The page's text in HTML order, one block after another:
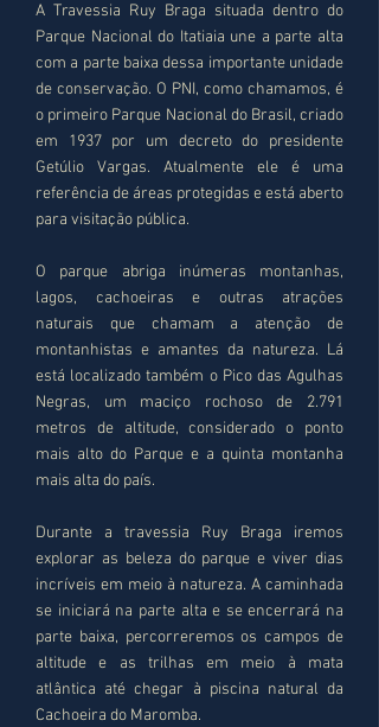
A Travessia Ruy Braga situada dentro do
Parque Nacional do Itatiaia une a parte alta
com a parte baixa dessa importante unidade
de conservação. O PNI, como chamamos, é
o primeiro Parque Nacional do Brasil, criado
em 1937 por um decreto do presidente
Getúlio Vargas. Atualmente ele é uma
referência de áreas protegidas e está aberto
para visitação pública.
O parque abriga inúmeras montanhas,
lagos, cachoeiras e outras atrações
naturais que chamam a atenção de
montanhistas e amantes da natureza. Lá
está localizado também o Pico das Agulhas
Negras, um maciço rochoso de 2.791
metros de altitude, considerado o ponto
mais alto do Parque e a quinta montanha
mais alta do país.
Durante a travessia Ruy Braga iremos
explorar as beleza do parque e viver dias
incríveis em meio à natureza. A caminhada
se iniciará na parte alta e se encerrará na
parte baixa, percorreremos os campos de
altitude e as trilhas em meio à mata
atlântica até chegar à piscina natural da
Cachoeira do Maromba.